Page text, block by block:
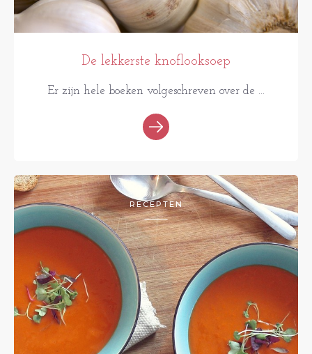
De lekkerste knoflooksoep
Er zijn hele boeken volgeschreven over de ...
RECEPTEN